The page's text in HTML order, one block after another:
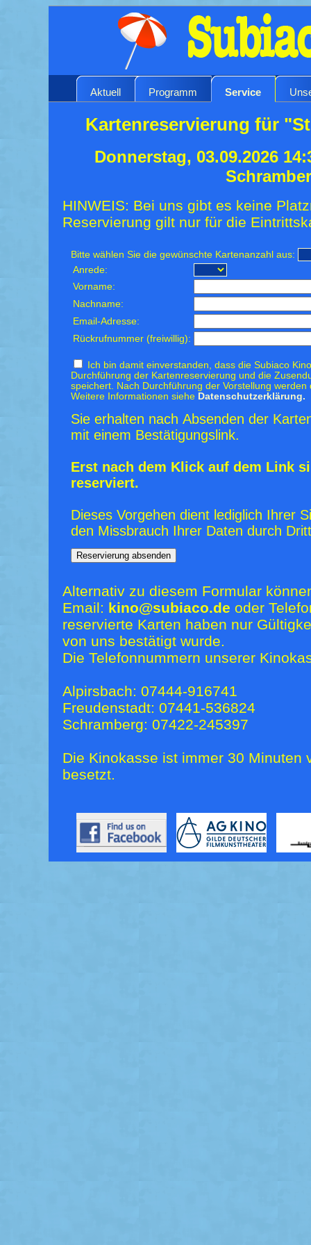
Aktuell Programm Service
Kartenreservierung für
Donnerstag, 03.09.2026
HINWEIS: Bei uns gibt es keine
Reservierung gilt nur für die
Bitte wählen Sie die gewünschte Kartenanzahl aus:
Anrede:
Vorname:
Nachname:
Email-Adresse:
Rückrufnummer (freiwillig):
Ich bin damit einverstanden, dass die Subiaco
Durchführung der Kartenreservierung und die
speichert. Nach Durchführung der Vorstellung
Weitere Informationen siehe Datenschutzerklärung.
Sie erhalten nach Absenden der
mit einem Bestätigungslink.
Erst nach dem Klick auf dem Link
reserviert.
Dieses Vorgehen dient lediglich Ihrer
den Missbrauch Ihrer Daten durch
Alternativ zu diesem Formular
Email: kino@subiaco.de oder
reservierte Karten haben nur
von uns bestätigt wurde.
Die Telefonnummern unserer
Alpirsbach: 07444-916741
Freudenstadt: 07441-536824
Schramberg: 07422-245397
Die Kinokasse ist immer 30 Minuten
besetzt.